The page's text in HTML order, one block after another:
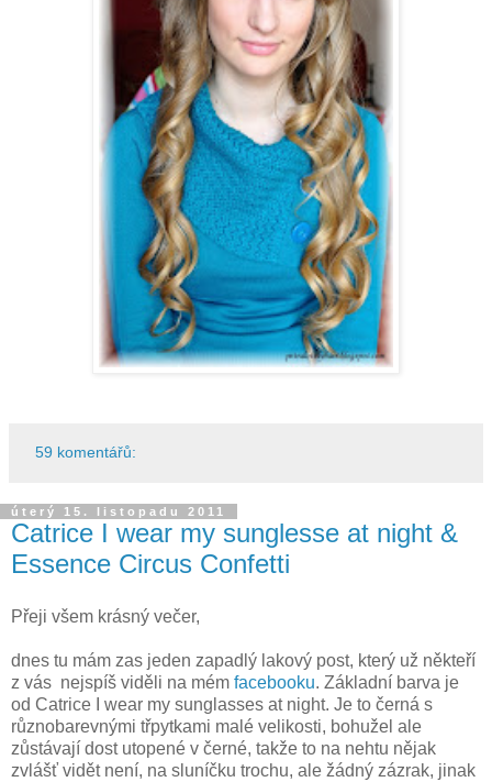
59 komentářů:
úterý 15. listopadu 2011
Catrice I wear my sunglesse at night &
Essence Circus Confetti
Přeji všem krásný večer,
dnes tu mám zas jeden zapadlý lakový post, který už někteří
z vás nejspíš viděli na mém facebooku. Základní barva je
od Catrice I wear my sunglasses at night. Je to černá s
různobarevnými třpytkami malé velikosti, bohužel ale
zůstávají dost utopené v černé, takže to na nehtu nějak
zvlášť vidět není, na sluníčku trochu, ale žádný zázrak, jinak